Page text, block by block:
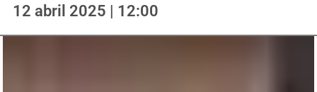
12 abril 2025 | 12:00